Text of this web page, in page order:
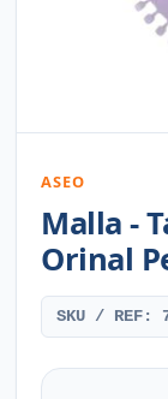
ASEO
Malla -
Orinal
SKU / REF: